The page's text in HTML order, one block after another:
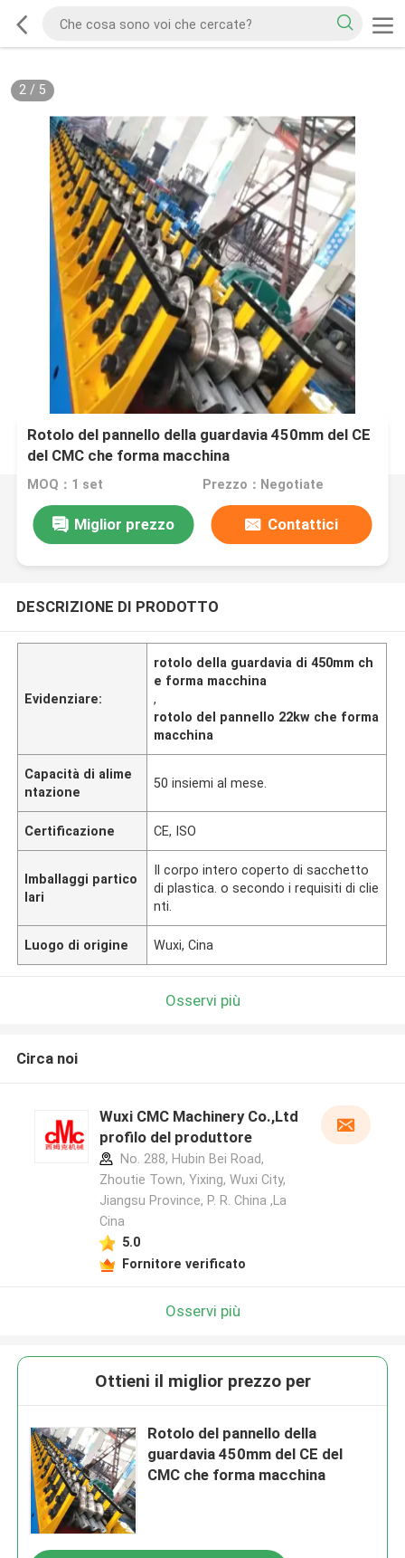
2/ 5
Rotolo del pannello della guardavia 450mm del CE
del CMC che forma macchina
MOQ：1 set Prezzo：Negotiate
Miglior prezzo Contattici
DESCRIZIONE DI PRODOTTO
Evidenziare:
rotolo della guardavia di 450mm ch
e forma macchina
,
rotolo del pannello 22kw che forma
macchina
Capacità di alime
ntazione
50 insiemi al mese.
Certificazione CE, ISO
Imballaggi partico
lari
Il corpo intero coperto di sacchetto
di plastica. o secondo i requisiti di clie
nti.
Luogo di origine Wuxi, Cina
Osservi più
Circa noi
Wuxi CMC Machinery Co.,Ltd
profilo del produttore
No. 288, Hubin Bei Road,
Zhoutie Town, Yixing, Wuxi City,
Jiangsu Province, P. R. China ,La
Cina
5.0
Fornitore verificato
Osservi più
Ottieni il miglior prezzo per
Rotolo del pannello della
guardavia 450mm del CE del
CMC che forma macchina